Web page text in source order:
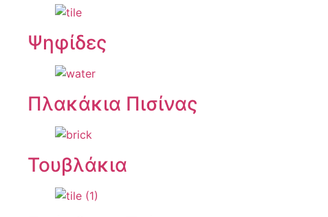
Ψηφίδες
Πλακάκια Πισίνας
Τουβλάκια